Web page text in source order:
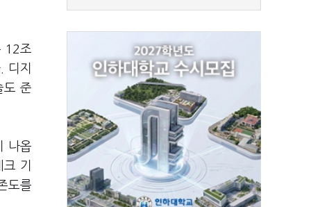
12조
디지
도 준
나옵
기
도를